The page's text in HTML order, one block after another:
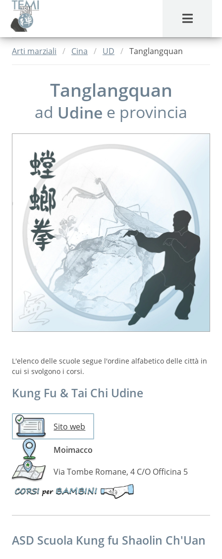
MENU
Arti marziali Cina UD Tanglangquan
Tanglangquan
ad Udine e provincia
L'elenco delle scuole segue l'ordine alfabetico delle città in
cui si svolgono i corsi.
Kung Fu & Tai Chi Udine
Sito web
Moimacco
Via Tombe Romane, 4 C/O Officina 5
Disponibili
ASD Scuola Kung fu Shaolin Ch'Uan